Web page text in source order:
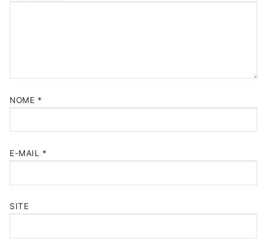
NOME *
E-MAIL *
SITE